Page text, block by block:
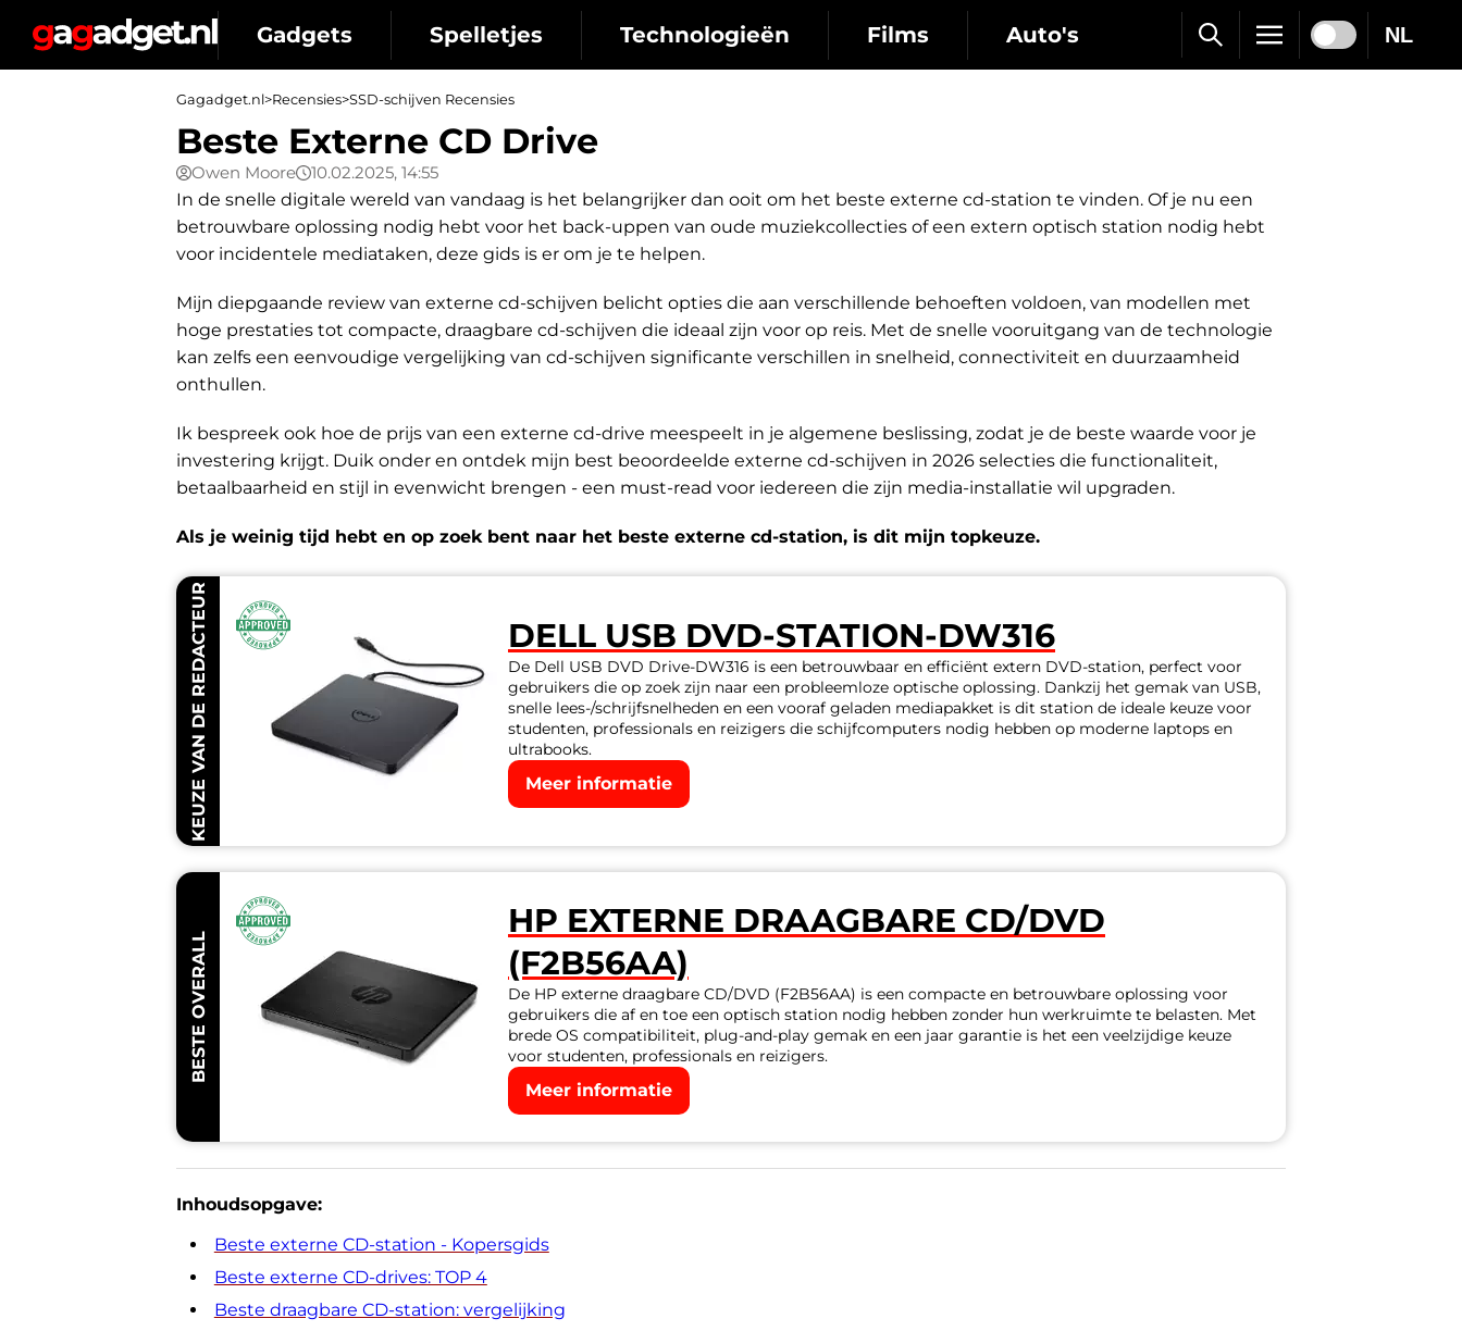
Gadgets Spelletjes Technologieën Films Auto's NL
Gagadget.nl>Recensies>SSD-schijven Recensies
Beste Externe CD Drive
Owen Moore
10.02.2025, 14:55
In de snelle digitale wereld van vandaag is het belangrijker dan ooit om het beste externe cd-station te vinden. Of je nu een
betrouwbare oplossing nodig hebt voor het back-uppen van oude muziekcollecties of een extern optisch station nodig hebt
voor incidentele mediataken, deze gids is er om je te helpen.
Mijn diepgaande review van externe cd-schijven belicht opties die aan verschillende behoeften voldoen, van modellen met
hoge prestaties tot compacte, draagbare cd-schijven die ideaal zijn voor op reis. Met de snelle vooruitgang van de technologie
kan zelfs een eenvoudige vergelijking van cd-schijven significante verschillen in snelheid, connectiviteit en duurzaamheid
onthullen.
Ik bespreek ook hoe de prijs van een externe cd-drive meespeelt in je algemene beslissing, zodat je de beste waarde voor je
investering krijgt. Duik onder en ontdek mijn best beoordeelde externe cd-schijven in 2026 selecties die functionaliteit,
betaalbaarheid en stijl in evenwicht brengen - een must-read voor iedereen die zijn media-installatie wil upgraden.
Als je weinig tijd hebt en op zoek bent naar het beste externe cd-station, is dit mijn topkeuze.
KEUZE VAN DE REDACTEUR DELL USB DVD-STATION-DW316
De Dell USB DVD Drive-DW316 is een betrouwbaar en efficiënt extern DVD-station, perfect voor
gebruikers die op zoek zijn naar een probleemloze optische oplossing. Dankzij het gemak van USB,
snelle lees-/schrijfsnelheden en een vooraf geladen mediapakket is dit station de ideale keuze voor
studenten, professionals en reizigers die schijfcomputers nodig hebben op moderne laptops en
ultrabooks.
Meer informatie
BESTE OVERALL
HP EXTERNE DRAAGBARE CD/DVD
(F2B56AA)
De HP externe draagbare CD/DVD (F2B56AA) is een compacte en betrouwbare oplossing voor
gebruikers die af en toe een optisch station nodig hebben zonder hun werkruimte te belasten. Met
brede OS compatibiliteit, plug-and-play gemak en een jaar garantie is het een veelzijdige keuze
voor studenten, professionals en reizigers.
Meer informatie
Inhoudsopgave:
Beste externe CD-station - Kopersgids
Beste externe CD-drives: TOP 4
Beste draagbare CD-station: vergelijking